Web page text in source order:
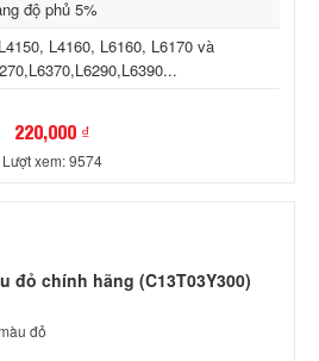
độ phủ 5%
L4160, L6160, L6170 và
220,000 ₫
Lượt xem: 9574
đỏ chính hãng (C13T03Y300)
đỏ